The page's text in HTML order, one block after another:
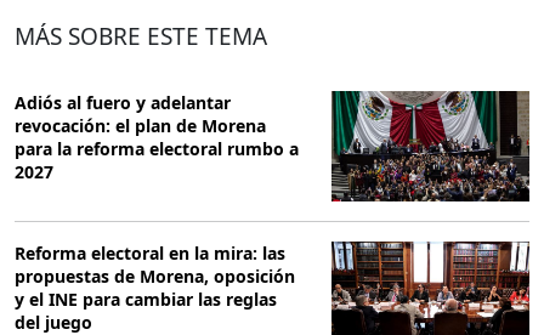
MÁS SOBRE ESTE TEMA
Adiós al fuero y adelantar
revocación: el plan de Morena
para la reforma electoral rumbo a
2027
Reforma electoral en la mira: las
propuestas de Morena, oposición
y el INE para cambiar las reglas
del juego